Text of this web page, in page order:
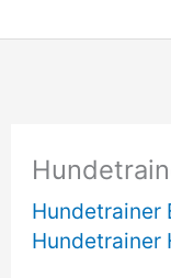
Hundetrainer
Hundetrainer